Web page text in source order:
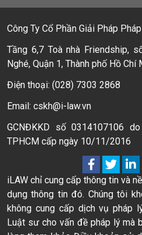
Công Ty Cổ Phần Giải Pháp
Tầng 6,7 Toà nhà Friendship,
Nghé, Quận 1, Thành phố Hồ Chí
Điện thoại: (028) 7303 2868
Email: cskh@i-law.vn
GCNĐKKD số 0314107106
TPHCM cấp ngày 10/11/2016
iLAW chỉ cung cấp thông tin và
dụng thông tin đó. Chúng tôi
không cung cấp dịch vụ pháp
Luật sư cho vấn đề pháp lý mà